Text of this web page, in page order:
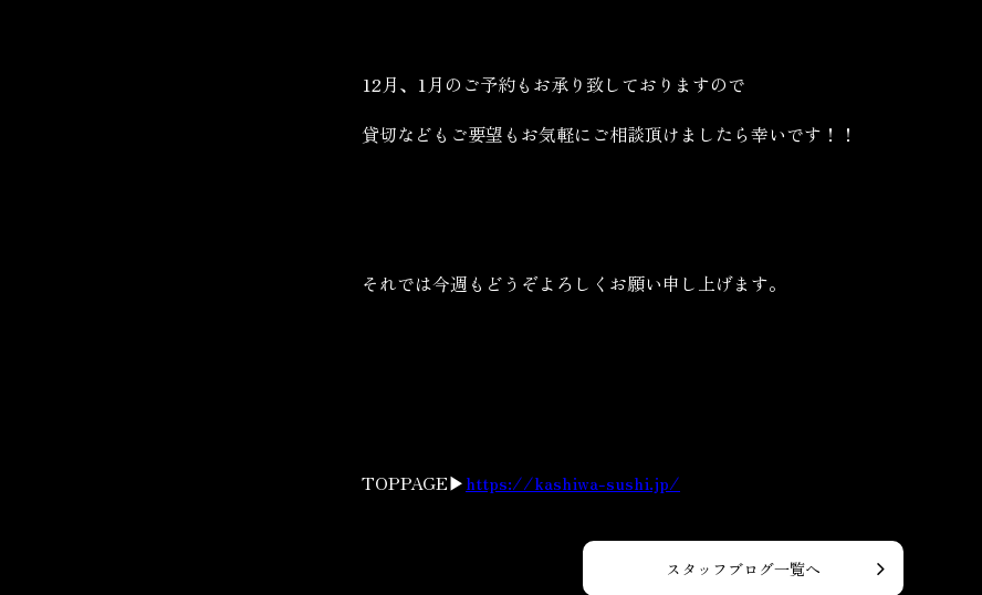
12月、1月のご予約もお承り致しておりますので
貸切などもご要望もお気軽にご相談頂けましたら幸いです！！
それでは今週もどうぞよろしくお願い申し上げます。
TOPPAGE▶https://kashiwa-sushi.jp/
スタッフブログ一覧へ